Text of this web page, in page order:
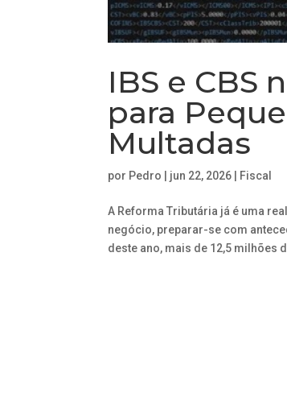
IBS e CBS
para
Multadas
por Pedro jun 22, 2026 Fiscal
A Reforma Tributária já é uma
negócio, preparar-se com
deste ano, mais de 12,5 milhões